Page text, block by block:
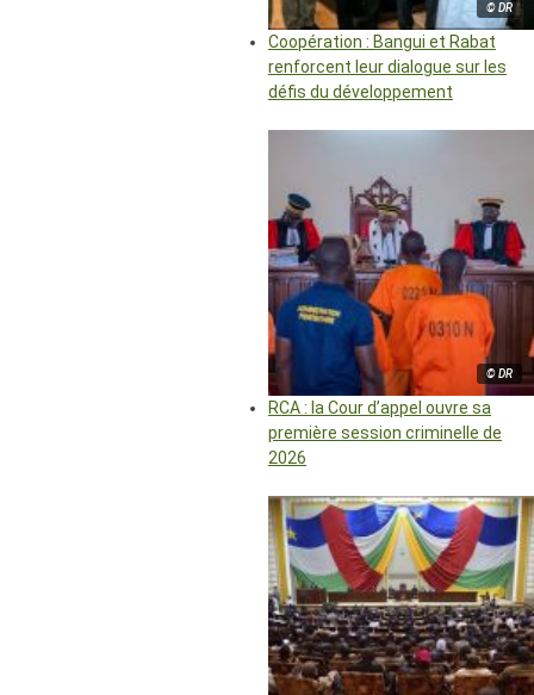
© DR
Coopération : Bangui et Rabat
renforcent leur dialogue sur les
défis du développement
© DR
RCA : la Cour d’appel ouvre sa
première session criminelle de
2026